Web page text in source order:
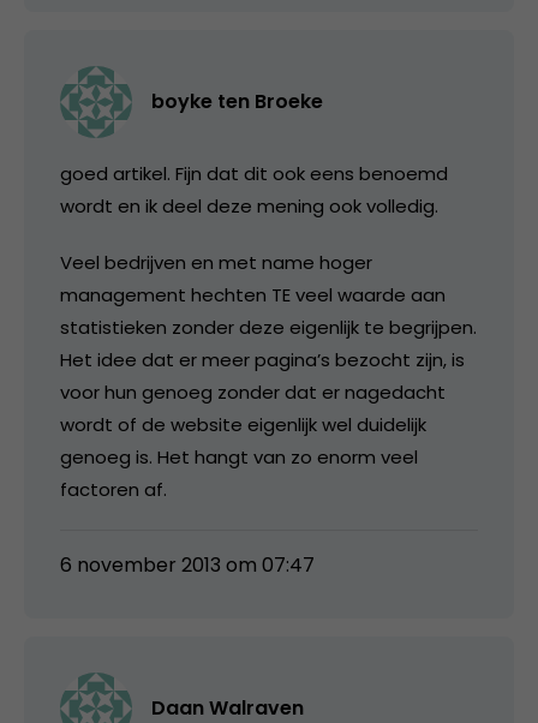
boyke ten Broeke
goed artikel. Fijn dat dit ook eens benoemd
wordt en ik deel deze mening ook volledig.
Veel bedrijven en met name hoger
management hechten TE veel waarde aan
statistieken zonder deze eigenlijk te begrijpen.
Het idee dat er meer pagina’s bezocht zijn, is
voor hun genoeg zonder dat er nagedacht
wordt of de website eigenlijk wel duidelijk
genoeg is. Het hangt van zo enorm veel
factoren af.
6 november 2013 om 07:47
Daan Walraven